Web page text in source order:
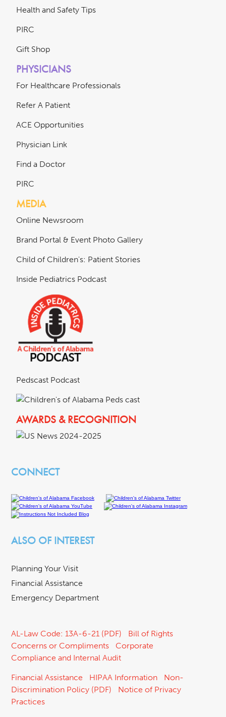
Health and Safety Tips
PIRC
Gift Shop
PHYSICIANS
For Healthcare Professionals
Refer A Patient
ACE Opportunities
Physician Link
Find a Doctor
PIRC
MEDIA
Online Newsroom
Brand Portal & Event Photo Gallery
Child of Children's: Patient Stories
Inside Pediatrics Podcast
Pedscast Podcast
AWARDS & RECOGNITION
CONNECT
ALSO OF INTEREST
Planning Your Visit
Financial Assistance
Emergency Department
AL-Law Code: 13A-6-21 (PDF)
Bill of Rights
Concerns or Compliments
Corporate
Compliance and Internal Audit
Financial Assistance HIPAA Information
Non-
Discrimination Policy (PDF)
Notice of Privacy
Practices